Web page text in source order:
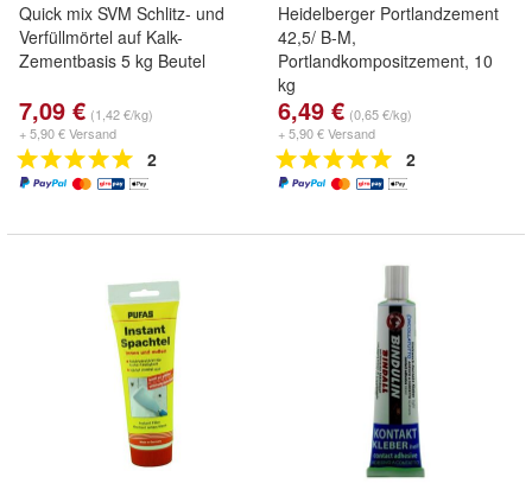
Quick mix SVM Schlitz- und
Verfüllmörtel auf Kalk-
Zementbasis 5 kg Beutel
7,09 € (1,42 €/kg)
+ 5,90 € Versand
2
Heidelberger Portlandzement
42,5/ B-M,
Portlandkompositzement, 10
kg
6,49 € (0,65 €/kg)
+ 5,90 € Versand
2